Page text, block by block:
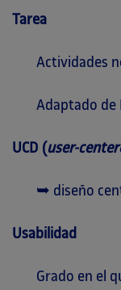
Tarea
Actividades
Adaptado de
UCD (user-
➥ diseño
Usabilidad
Grado en el